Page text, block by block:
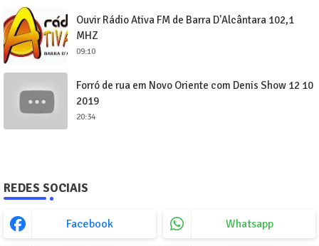
Ouvir Rádio Ativa FM de Barra D'Alcântara 102,1
MHZ
09:10
Forró de rua em Novo Oriente com Denis Show 12 10
2019
20:34
REDES SOCIAIS
Facebook Whatsapp